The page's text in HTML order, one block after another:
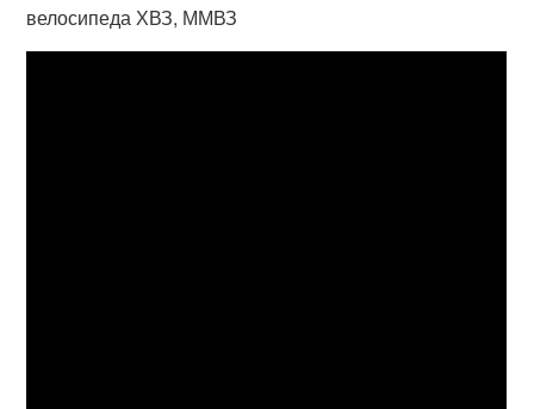
велосипеда ХВЗ, ММВЗ